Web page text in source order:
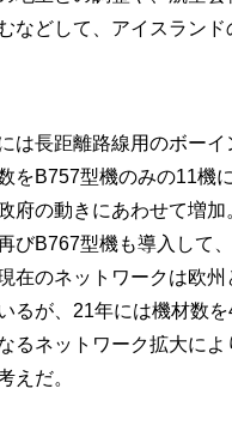
などして、アイスランド
は長距離路線用のボーイ
をB757型機のみの11機
府の動きにあわせて増
びB767型機も導入して
在のネットワークは欧
るが、21年には機材数
るネットワーク拡大に
えだ。